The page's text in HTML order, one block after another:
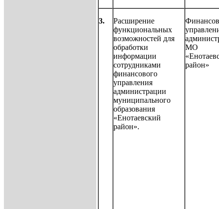
3.
Расширение
функциональных
возможностей для
обработки
информации
сотрудниками
финансового
управления
администрации
муниципального
образования
«Енотаевский
район».
МО
район»